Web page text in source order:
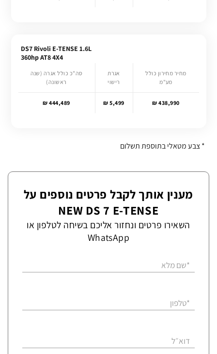
DS7 Rivoli E-TENSE 1.6L
360hp AT8 4X4
מחיר מחירון כולל
מע"מ
אגרת
רישוי
סה"כ כולל אגרה (שנה
ראשונה)
438,990 ₪
5,499 ₪
444,489 ₪
* צבע מטאלי בתוספת תשלום
מענין אותך לקבל פרטים נוספים על
NEW DS 7 E-TENSE
השאירו פרטים ונחזור אליכם בשיחה לטלפון או
WhatsApp
*שם מלא
*טלפון
דוא״ל